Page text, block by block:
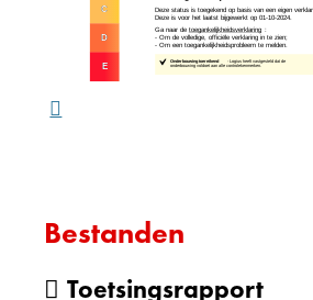
Bestanden
Toetsingsrapport